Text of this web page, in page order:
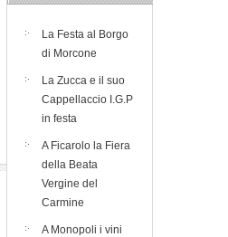
La Festa al Borgo
di Morcone
La Zucca e il suo
Cappellaccio I.G.P
in festa
A Ficarolo la Fiera
della Beata
Vergine del
Carmine
A Monopoli i vini